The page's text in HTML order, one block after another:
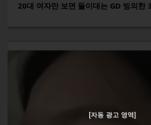
[자동 광고 영역]
20대 여자만 보면 들이대는 GD 빙의한